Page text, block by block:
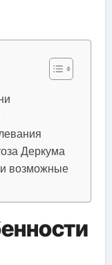
Деркума
и возможные